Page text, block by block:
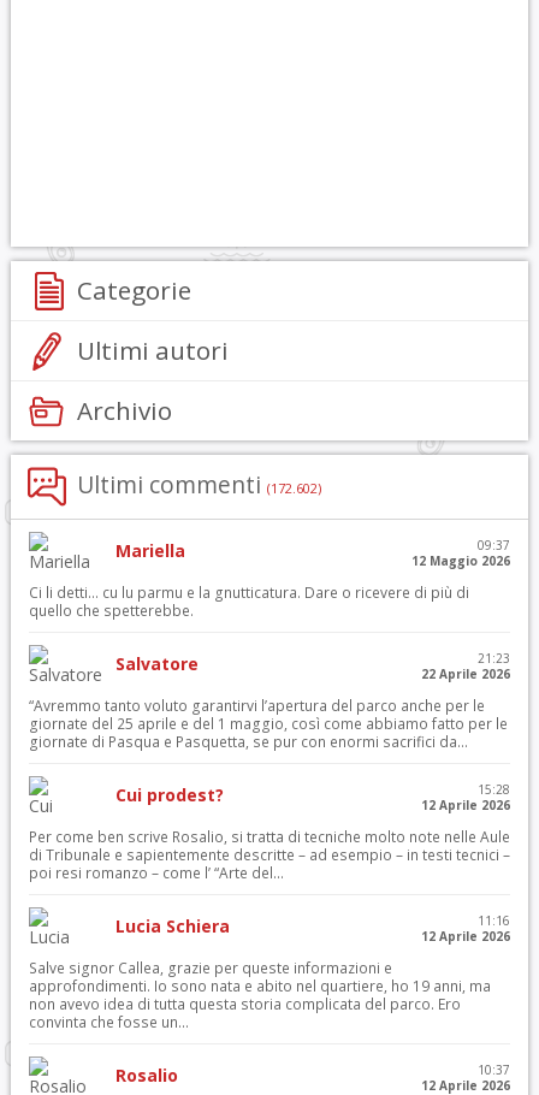
Categorie
Ultimi autori
Archivio
Ultimi commenti (172.602)
Mariella
09:37
12 Maggio 2026
Ci li detti… cu lu parmu e la gnutticatura. Dare o ricevere di più di
quello che spetterebbe.
Salvatore
21:23
22 Aprile 2026
“Avremmo tanto voluto garantirvi l’apertura del parco anche per le
giornate del 25 aprile e del 1 maggio, così come abbiamo fatto per le
giornate di Pasqua e Pasquetta, se pur con enormi sacrifici da...
Cui prodest?
15:28
12 Aprile 2026
Per come ben scrive Rosalio, si tratta di tecniche molto note nelle Aule
di Tribunale e sapientemente descritte – ad esempio – in testi tecnici –
poi resi romanzo – come l’ “Arte del...
Lucia Schiera
11:16
12 Aprile 2026
Salve signor Callea, grazie per queste informazioni e
approfondimenti. Io sono nata e abito nel quartiere, ho 19 anni, ma
non avevo idea di tutta questa storia complicata del parco. Ero
convinta che fosse un...
Rosalio
10:37
12 Aprile 2026